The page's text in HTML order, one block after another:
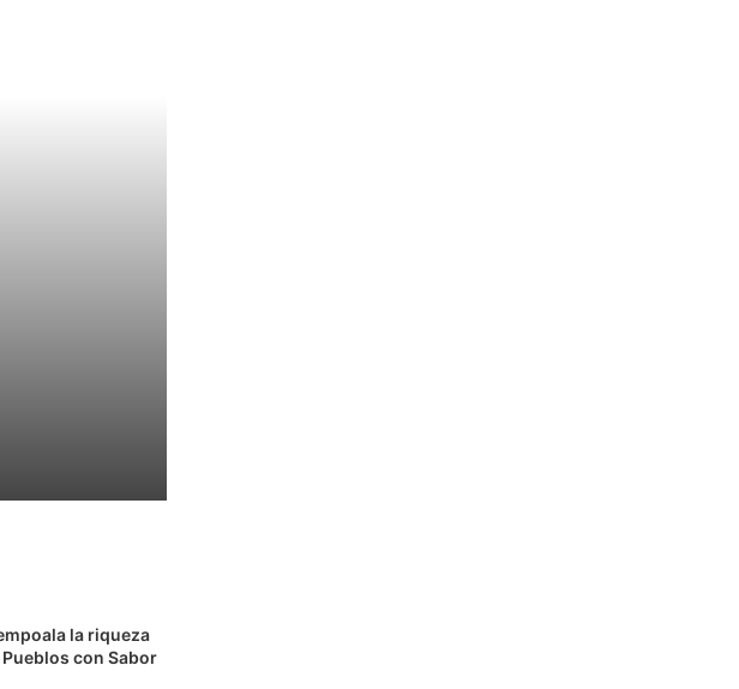
la riqueza
con Sabor